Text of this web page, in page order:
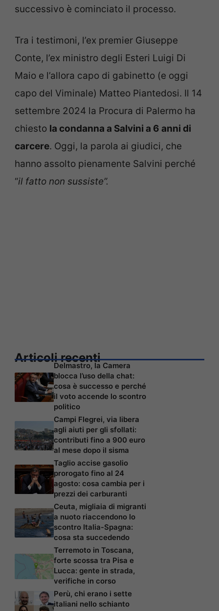
successivo è cominciato il processo.
Tra i testimoni, l’ex premier Giuseppe
Conte, l’ex ministro degli Esteri Luigi Di
Maio e l’allora capo di gabinetto (e oggi
capo del Viminale) Matteo Piantedosi. Il 14
settembre 2024 la Procura di Palermo ha
chiesto la condanna a Salvini a 6 anni di
carcere. Oggi, la parola ai giudici, che
hanno assolto pienamente Salvini perché
“il fatto non sussiste”.
Articoli recenti
Delmastro, la Camera
blocca l’uso della chat:
cosa è successo e perché
il voto accende lo scontro
politico
Campi Flegrei, via libera
agli aiuti per gli sfollati:
contributi fino a 900 euro
al mese dopo il sisma
Taglio accise gasolio
prorogato fino al 24
agosto: cosa cambia per i
prezzi dei carburanti
Ceuta, migliaia di migranti
a nuoto riaccendono lo
scontro Italia-Spagna:
cosa sta succedendo
Terremoto in Toscana,
forte scossa tra Pisa e
Lucca: gente in strada,
verifiche in corso
Perù, chi erano i sette
italiani nello schianto